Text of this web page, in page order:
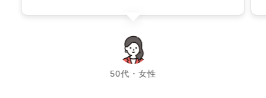
50代・女性
chevron_left chevron_right